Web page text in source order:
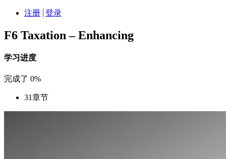
注册 登录
F6 Taxation – Enhancing
学习进度
完成了 0%
31章节